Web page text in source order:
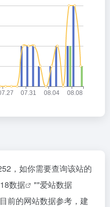
，如你需要查询该站的
数据 ""爱站数据
前的网站数据参考，建